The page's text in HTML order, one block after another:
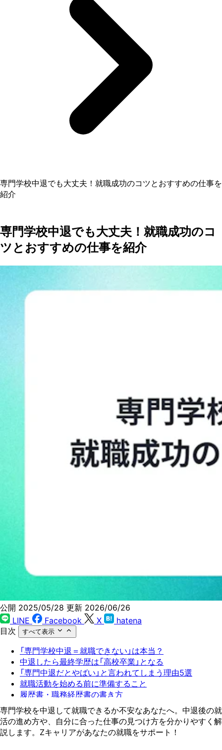
専門学校中退でも大丈夫！就職成功のコツとおすすめの仕事を
紹介
専門学校中退でも大丈夫！就職成功のコ
ツとおすすめの仕事を紹介
公開 2025/05/28 更新 2026/06/26
LINE
Facebook X
hatena
目次
すべて表示
「専門学校中退＝就職できない」は本当？
中退したら最終学歴は「高校卒業」となる
「専門中退だとやばい」と言われてしまう理由5選
就職活動を始める前に準備すること
履歴書・職務経歴書の書き方
面接での注意点
中退理由の上手な伝え方
求人の見つけ方
専門学校中退からの就職！おすすめの仕事10選
専門学校を中退して就職できるか不安なあなたへ。中退後の就
活の進め方や、自分に合った仕事の見つけ方を分かりやすく解
説します。Zキャリアがあなたの就職をサポート！